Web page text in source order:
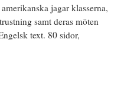
jagar klasserna,
samt deras möten
text. 80 sidor,